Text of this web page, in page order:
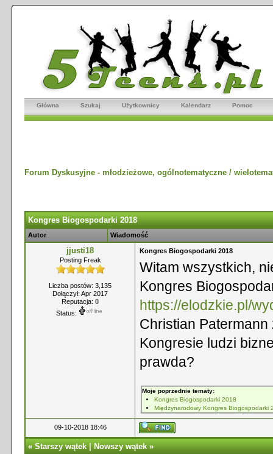
Główna Szukaj Użytkownicy Kalendarz Pomoc
Forum Dyskusyjne - młodzieżowe, ogólnotematyczne /
Kongres Biogospodarki 2018
Autor Wiadomość
jjusti18
Posting Freak
Liczba postów: 3,135
Dołączył: Apr 2017
Reputacja: 0
Status:
Kongres Biogospodarki 2018
Witam wszystkich,
Kongres
https://elodzkie.pl/
Christian Patermann
Kongresie ludzi
prawda?
Moje poprzednie tematy:
Kongres Biogospodarki 2018
Międzynarodowy Kongres Biogospodarki
09-10-2018 18:46
«Starszy wątek|Nowszy wątek»